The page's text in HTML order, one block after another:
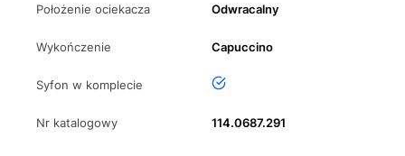
Położenie ociekacza Odwracalny
Wykończenie Capuccino
Syfon w komplecie tak
Nr katalogowy 114.0687.291